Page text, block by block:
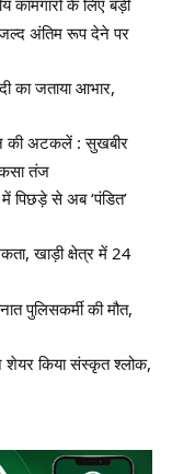
के लिए बड़ी
अंतिम रूप देने पर
का जताया आभार,
की अटकलें : सुखबीर
कसा तंज
में पिछड़े से अब ‘पंडित’
खाड़ी क्षेत्र में 24
पुलिसकर्मी की मौत,
किया संस्कृत श्लोक,